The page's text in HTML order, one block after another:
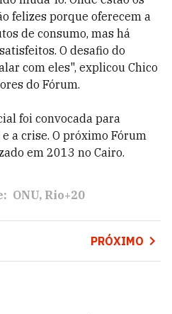
felizes porque oferecem a
de consumo, mas há
O desafio do
com eles", explicou Chico
do Fórum.
foi convocada para
a crise. O próximo Fórum
em 2013 no Cairo.
ONU Rio+20
PRÓXIMO